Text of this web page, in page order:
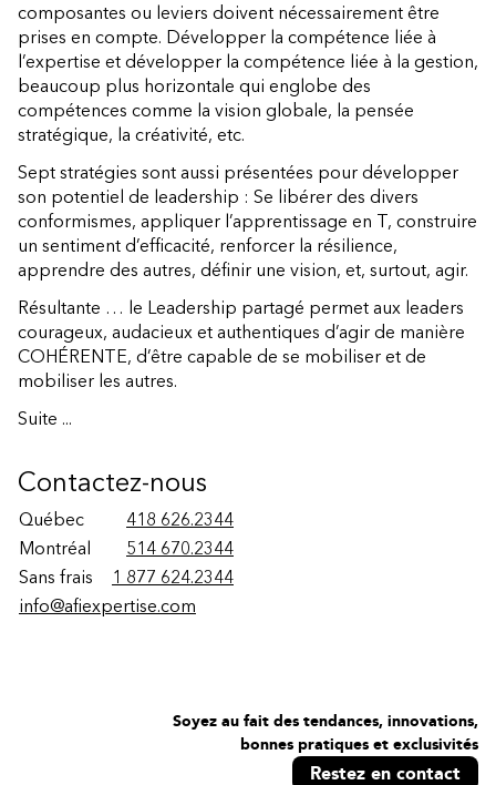
composantes ou leviers doivent nécessairement être
prises en compte. Développer la compétence liée à
l’expertise et développer la compétence liée à la gestion,
beaucoup plus horizontale qui englobe des
compétences comme la vision globale, la pensée
stratégique, la créativité, etc.
Sept stratégies sont aussi présentées pour développer
son potentiel de leadership : Se libérer des divers
conformismes, appliquer l’apprentissage en T, construire
un sentiment d’efficacité, renforcer la résilience,
apprendre des autres, définir une vision, et, surtout, agir.
Résultante … le Leadership partagé permet aux leaders
courageux, audacieux et authentiques d’agir de manière
COHÉRENTE, d’être capable de se mobiliser et de
mobiliser les autres.
Suite ...
Contactez-nous
Québec
418 626.2344
Montréal
514 670.2344
Sans frais
1 877 624.2344
info@afiexpertise.com
Soyez au fait des tendances, innovations,
bonnes pratiques et exclusivités
Restez en contact